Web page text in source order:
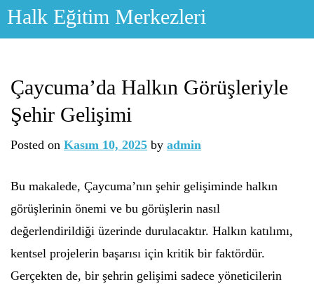
Skip
Halk Eğitim Merkezleri
Çaycuma’da Halkın Görüşleriyle
Şehir Gelişimi
Posted on Kasım 10, 2025 by admin
Bu makalede, Çaycuma’nın şehir gelişiminde halkın
görüşlerinin önemi ve bu görüşlerin nasıl
değerlendirildiği üzerinde durulacaktır. Halkın katılımı,
kentsel projelerin başarısı için kritik bir faktördür.
Gerçekten de, bir şehrin gelişimi sadece yöneticilerin